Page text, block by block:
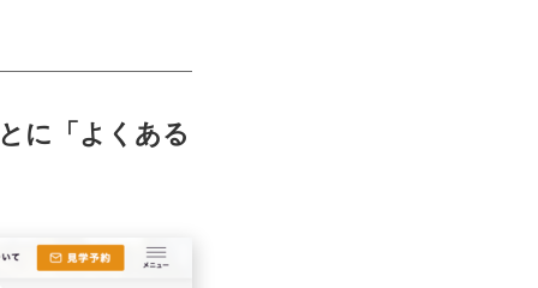
に「よくある